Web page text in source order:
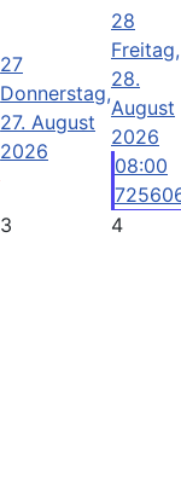
27
Donnerstag,
27. August
2026
28
Freitag,
28.
August
2026
08:00
3 4